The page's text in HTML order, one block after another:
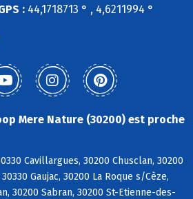
:44,1718713 ° , 4,6211994 °
Mere Nature (30200) est proche
Cavillargues, 30200 Chusclan, 30200
Gaujac, 30200 La Roque s/Cèze,
30200 Sabran, 30200 St-Etienne-des-